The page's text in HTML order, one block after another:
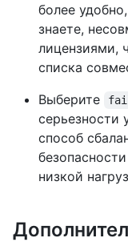
более
знаете,
лицензиями,
списка
Выберите
способ
низкой